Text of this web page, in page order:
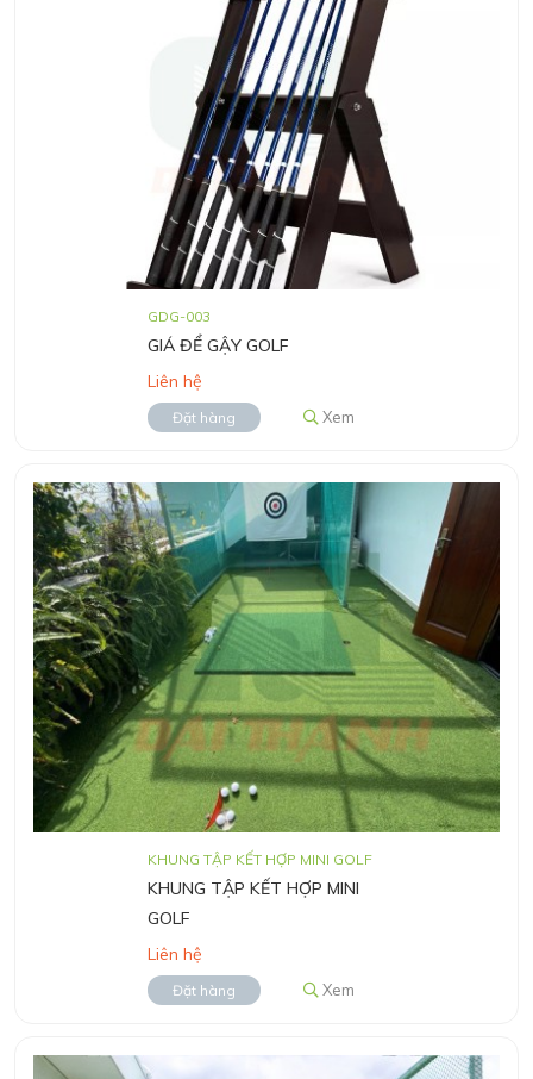
GDG-003
GIÁ ĐỂ GẬY GOLF
Liên hệ
Đặt hàng Xem
KHUNG TẬP KẾT HỢP MINI GOLF
KHUNG TẬP KẾT HỢP MINI
GOLF
Liên hệ
Đặt hàng Xem